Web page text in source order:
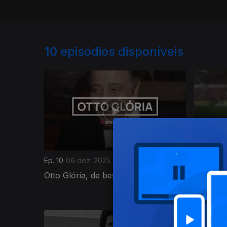
10 episódios disponíveis
Ep. 10 06 dez. 2025
Otto Glória, de bestial a besta